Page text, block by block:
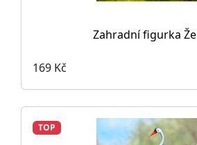
Zahradní figurka
169 Kč
TOP